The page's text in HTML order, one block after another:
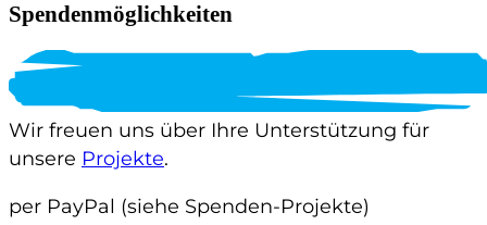
Spendenmöglichkeiten
Wir freuen uns über Ihre Unterstützung für
unsere Projekte.
per PayPal (siehe Spenden-Projekte)